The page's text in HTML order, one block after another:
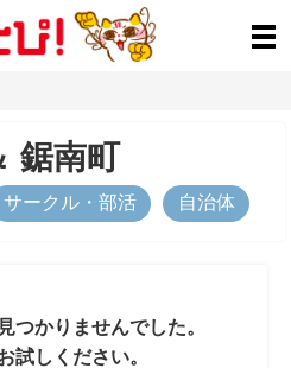
鋸南町
サークル・部活 自治体
つかりませんでした。
試しください。